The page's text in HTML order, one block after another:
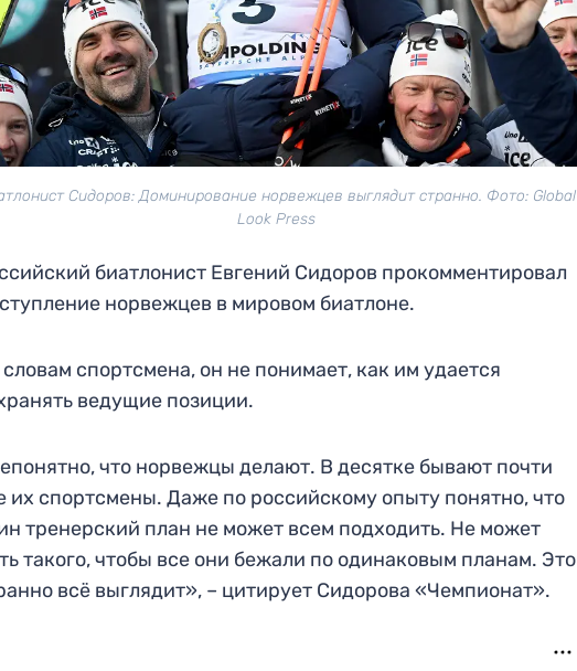
Сидоров: Доминирование норвежцев выглядит странно. Фото: Global
Look Press
биатлонист Евгений Сидоров прокомментировал
норвежцев в мировом биатлоне.
спортсмена, он не понимает, как им удается
ведущие позиции.
что норвежцы делают. В десятке бывают почти
их спортсмены. Даже по российскому опыту понятно, что
тренерский план не может всем подходить. Не может
такого, чтобы все они бежали по одинаковым планам. Это
всё выглядит», – цитирует Сидорова «Чемпионат».